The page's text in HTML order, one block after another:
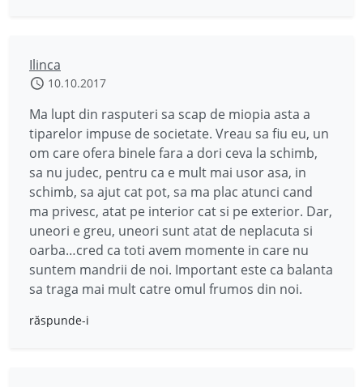
Ilinca
10.10.2017
Ma lupt din rasputeri sa scap de miopia asta a
tiparelor impuse de societate. Vreau sa fiu eu, un
om care ofera binele fara a dori ceva la schimb,
sa nu judec, pentru ca e mult mai usor asa, in
schimb, sa ajut cat pot, sa ma plac atunci cand
ma privesc, atat pe interior cat si pe exterior. Dar,
uneori e greu, uneori sunt atat de neplacuta si
oarba…cred ca toti avem momente in care nu
suntem mandrii de noi. Important este ca balanta
sa traga mai mult catre omul frumos din noi.
răspunde-i